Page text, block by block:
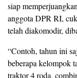
siap
anggota DPR RI,
telah diakomodir,
“Contoh, tahun ini
beberapa kelompok
traktor 4 roda,